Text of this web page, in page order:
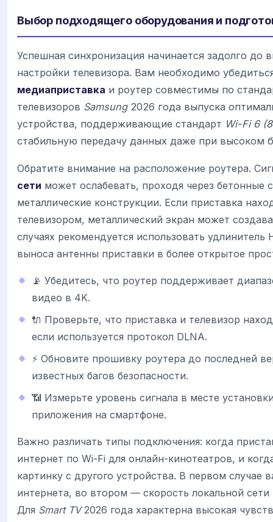
Выбор подходящего оборудования и
Успешная синхронизация начинается задолго до
настройки телевизора. Вам необходимо
медиаприставка и роутер совместимы по
телевизоров Samsung2026 года выпуска
устройства, поддерживающие стандарт Wi-Fi 6
стабильную передачу данных даже при высоком
Обратите внимание на расположение роутера.
сети может ослабевать, проходя через бетонные
металлические конструкции. Если приставка
телевизором, металлический экран может
случаях рекомендуется использовать удлинитель
выноса антенны приставки в более открытое
📡 Убедитесь, что роутер поддерживает
видео в 4K.
🔌 Проверьте, что приставка и телевизор
если используется протокол DLNA.
⚡ Обновите прошивку роутера до последней
известных багов безопасности.
📶 Измерьте уровень сигнала в месте
приложения на смартфоне.
Важно различать типы подключения: когда
интернет по Wi-Fi для онлайн-кинотеатров, и
картинку с другого устройства. В первом случае
интернета, во втором — скорость локальной
Для Smart TV2026 года характерна высокая